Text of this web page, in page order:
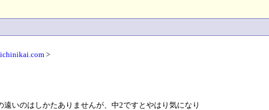
>
遠いのはしかたありませんが、中2ですとやはり気になり